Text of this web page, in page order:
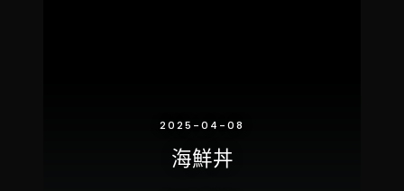
2025-04-08
海鮮丼